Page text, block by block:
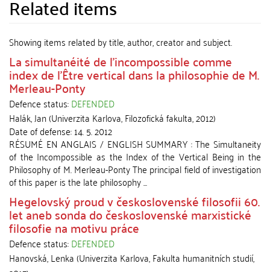
Related items
Showing items related by title, author, creator and subject.
La simultanéité de l'incompossible comme
index de l'Être vertical dans la philosophie de M.
Merleau-Ponty
Defence status:DEFENDED
Halák, Jan(Univerzita Karlova, Filozofická fakulta,2012)
Date of defense:14. 5. 2012
RÉSUMÉ EN ANGLAIS / ENGLISH SUMMARY : The Simultaneity
of the Incompossible as the Index of the Vertical Being in the
Philosophy of M. Merleau-Ponty The principal field of investigation
of this paper is the late philosophy ...
Hegelovský proud v československé filosofii 60.
let aneb sonda do československé marxistické
filosofie na motivu práce
Defence status:DEFENDED
Hanovská, Lenka(Univerzita Karlova, Fakulta humanitních studií,